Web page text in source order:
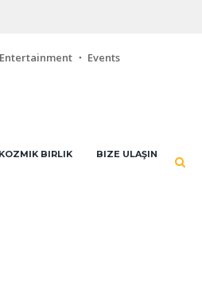
・ Events
KOZMIK BIRLIK BIZE ULAŞIN